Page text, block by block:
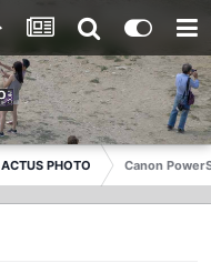
ACTUS PHOTO Canon